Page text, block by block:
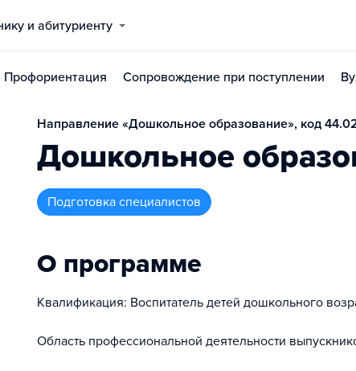
и абитуриенту
Профориентация Сопровождение при поступлении
Направление «Дошкольное образование», код
Дошкольное
подготовка специалистов
О программе
Квалификация: Воспитатель детей дошкольного
Область профессиональной деятельности